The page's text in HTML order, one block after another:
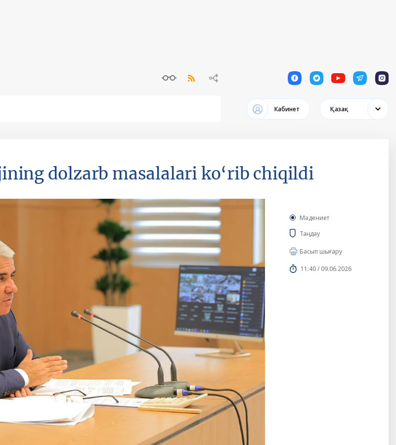
1 1 1 1 1
Кабинет Қазақ
dolzarb masalalari ko‘rib chiqildi
Мәдениет
Таңдау
Басып шығару
11:40 / 09.06.2026